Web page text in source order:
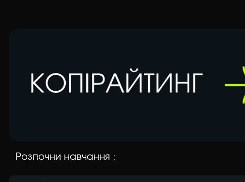
Розпочни навчання :